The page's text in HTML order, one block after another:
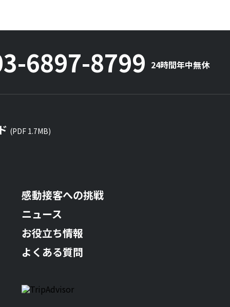
6897-8799 24時間年中無休
(PDF 1.7MB)
感動接客への挑戦
ニュース
お役立ち情報
よくある質問